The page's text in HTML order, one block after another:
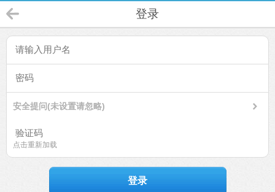
登录
安全提问(未设置请忽略)
点击重新加载
登录